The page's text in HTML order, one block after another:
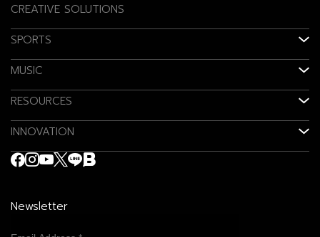
CREATIVE SOLUTIONS
SPORTS
MUSIC
RESOURCES
INNOVATION
Newsletter